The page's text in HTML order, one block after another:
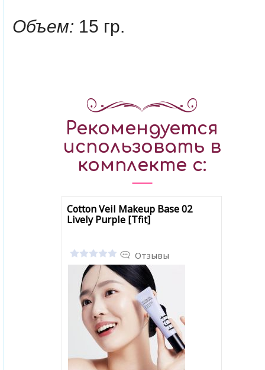
Объем: 15 гр.
Рекомендуется
использовать в
комплекте с:
Cotton Veil Makeup Base 02
Lively Purple [Tfit]
Отзывы